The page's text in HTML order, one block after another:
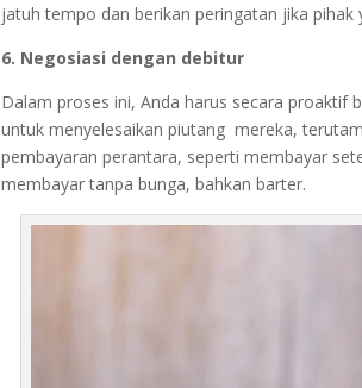
jatuh tempo dan berikan peringatan jika
6. Negosiasi dengan debitur
Dalam proses ini, Anda harus secara proaktif
untuk menyelesaikan piutang mereka,
pembayaran perantara, seperti membayar
membayar tanpa bunga, bahkan barter.